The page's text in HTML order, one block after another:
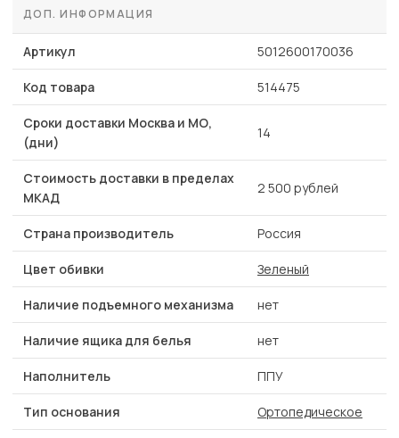
ДОП. ИНФОРМАЦИЯ
Артикул 5012600170036
Код товара 514475
Сроки доставки Москва и МО,
(дни)
14
Стоимость доставки в пределах
МКАД
2 500 рублей
Страна производитель Россия
Цвет обивки Зеленый
Наличие подъемного механизма нет
Наличие ящика для белья нет
Наполнитель ППУ
Тип основания Ортопедическое